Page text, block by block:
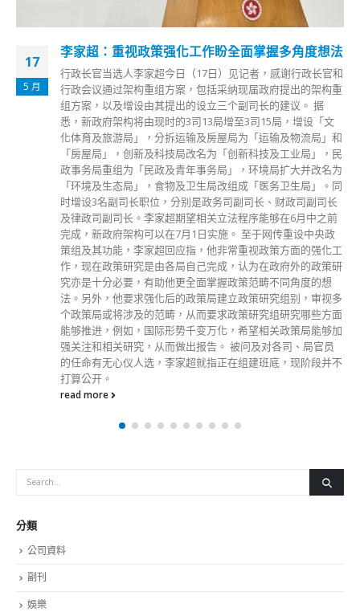
17
5 月
李家超：重视政策强化工作盼全面掌握多角度想法
行政长官当选人李家超今日（17日）见记者，感谢行政长官和
行政会议通过架构重组方案，包括采纳现届政府提出的架构重
组方案，以及增设由其提出的设立三个副司长的建议。 据
悉，新政府架构将由现时的3司13局增至3司15局，增设「文
化体育及旅游局」，分拆运输及房屋局为「运输及物流局」和
「房屋局」，创新及科技局改名为「创新科技及工业局」，民
政事务局重组为「民政及青年事务局」，环境局扩大并改名为
「环境及生态局」，食物及卫生局改组成「医务卫生局」。同
时增设3名副司长职位，分别是政务司副司长、财政司副司长
及律政司副司长。李家超期望相关立法程序能够在6月中之前
完成，新政府架构可以在7月1日实施。 至于网传重设中央政
策组及其功能，李家超回应指，他非常重视政策方面的强化工
作，现在政策研究是由各局自己完成，认为在政府外的政策研
究亦是十分必要，有助他更全面掌握政策范畴不同角度的想
法。另外，他要求强化后的政策局建立政策研究组别，审视多
个政策局或将涉及的范畴，从而要求政策研究组研究哪些方面
能够推进，例如，国际形势千变万化，希望相关政策局能够加
强关注和相关研究，从而做出报告。 被问及对各司、局官员
的任命有无心仪人选，李家超就指正在组建班底，现阶段并不
打算公开。
read more
分類
公司資料
副刊
娛樂